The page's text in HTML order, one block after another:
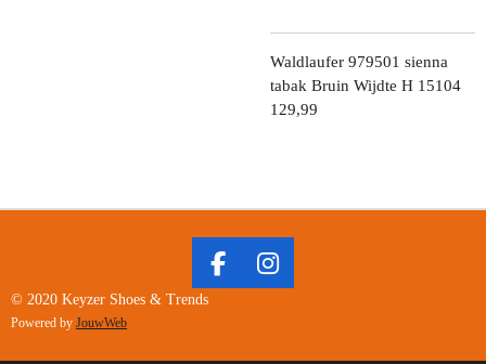
Waldlaufer 979501 sienna
tabak Bruin Wijdte H 15104
129,99
F
I
© 2020 Keyzer Shoes & Trends
Powered by JouwWeb